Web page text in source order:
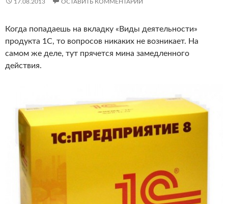
17.08.2013 ОСТАВИТЬ КОММЕНТАРИЙ
Когда попадаешь на вкладку «Виды деятельности»
продукта 1С, то вопросов никаких не возникает. На
самом же деле, тут прячется мина замедленного
действия.